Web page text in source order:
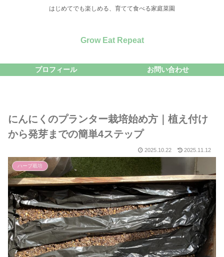
はじめてでも楽しめる、育てて食べる家庭菜園
Grow Eat Repeat
プロフィール お問い合わせ
にんにくのプランター栽培始め方｜植え付け
から発芽までの簡単4ステップ
2025.10.22 2025.11.12
ハーブ栽培